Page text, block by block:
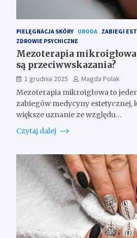
PIELĘGNACJA SKÓRY URODA ZABIEGI
ZDROWIE PSYCHICZNE
Mezoterapia
są przeciwwskazania?
1 grudnia 2025
Magda Polak
Mezoterapia mikroigłowa to
zabiegów medycyny estetycznej,
większe uznanie ze względu…
Czytaj dalej